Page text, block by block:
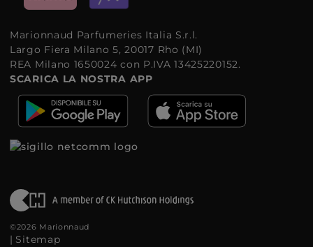
Marionnaud Parfumeries Italia S.r.l.
Largo Fiera Milano 5, 20017 Rho (MI)
REA Milano 1650024 con P.IVA 13425220152.
SCARICA LA NOSTRA APP
©2026 Marionnaud
| Sitemap